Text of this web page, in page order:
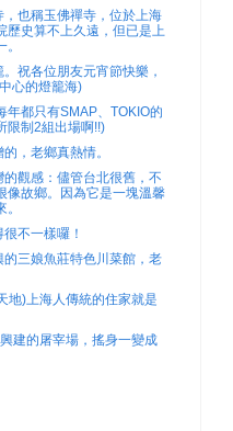
也稱玉佛禪寺，位於上海
歷史算不上久遠，但已是上
祝各位朋友元宵節快樂，
心的燈籠海)
年都只有SMAP、TOKIO的
限制2組出場啊!!)
，老鄉真熱情。
觀感：儘管台北很舊，不
像故鄉。因為它是一塊溫馨
不一樣囉！
三娘魚莊特色川菜館，老
地)上海人傳統的住家就是
建的屠宰場，搖身一變成